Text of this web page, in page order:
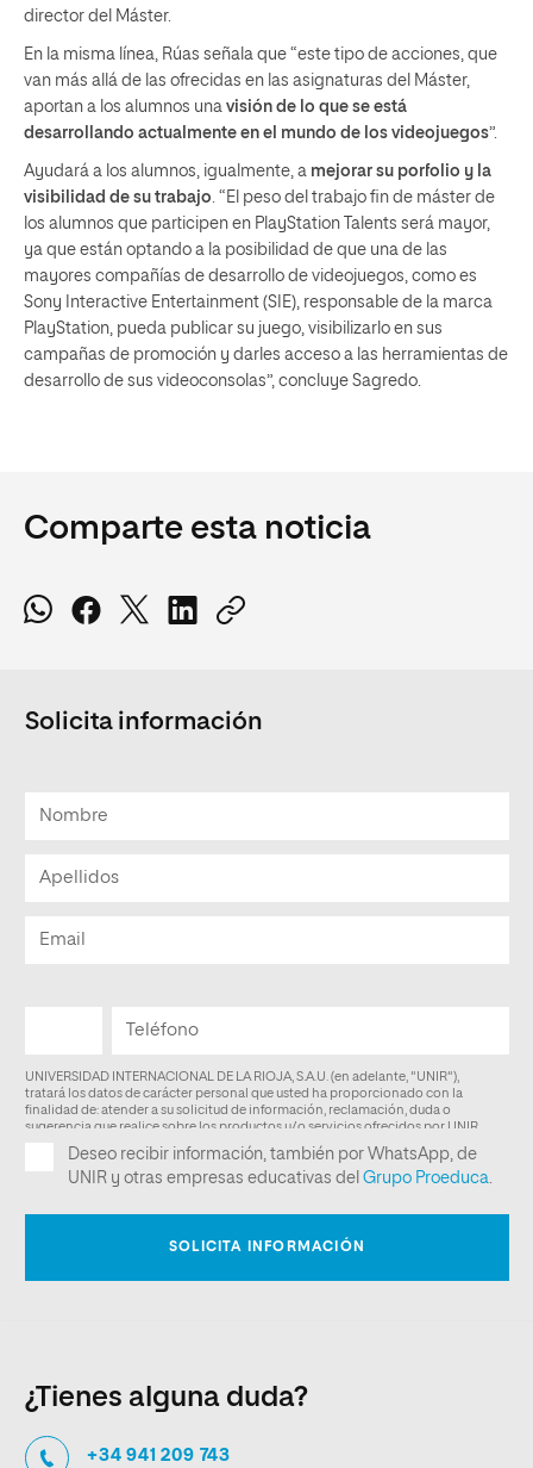
director del Máster.
En la misma línea, Rúas señala que “este tipo de acciones, que
van más allá de las ofrecidas en las asignaturas del Máster,
aportan a los alumnos una visión de lo que se está
desarrollando actualmente en el mundo de los videojuegos”.
Ayudará a los alumnos, igualmente, a mejorar su porfolio y la
visibilidad de su trabajo . “El peso del trabajo fin de máster de
los alumnos que participen en PlayStation Talents será mayor,
ya que están optando a la posibilidad de que una de las
mayores compañías de desarrollo de videojuegos, como es
Sony Interactive Entertainment (SIE), responsable de la marca
PlayStation, pueda publicar su juego, visibilizarlo en sus
campañas de promoción y darles acceso a las herramientas de
desarrollo de sus videoconsolas”, concluye Sagredo.
Comparte esta noticia
Solicita información
¿Tienes alguna duda?
+34 941 209 743